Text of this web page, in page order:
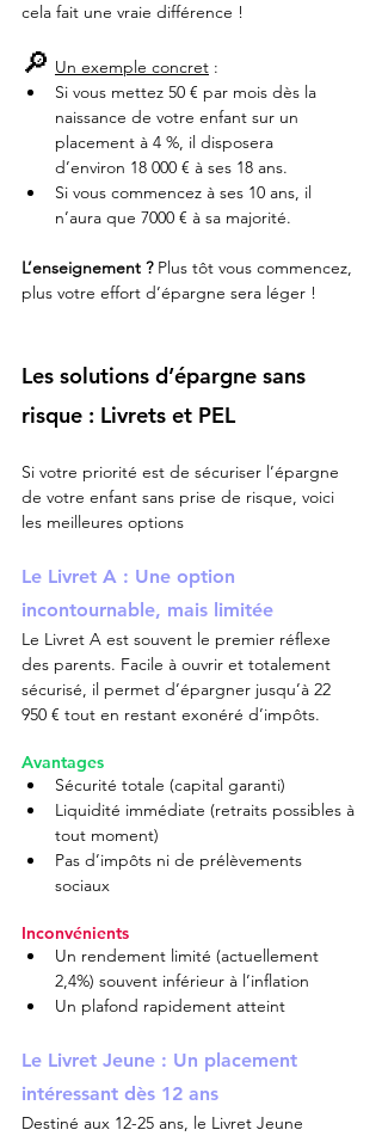
cela fait une vraie différence !
🔎 Un exemple concret :
Si vous mettez 50 € par mois dès la
naissance de votre enfant sur un
placement à 4 %, il disposera
d’environ 18 000 € à ses 18 ans.
Si vous commencez à ses 10 ans, il
n’aura que 7000 € à sa majorité.
L’enseignement ? Plus tôt vous commencez,
plus votre effort d’épargne sera léger !
Les solutions d’épargne sans
risque : Livrets et PEL
Si votre priorité est de sécuriser l’épargne
de votre enfant sans prise de risque, voici
les meilleures options
Le Livret A : Une option
incontournable, mais limitée
Le Livret A est souvent le premier réflexe
des parents. Facile à ouvrir et totalement
sécurisé, il permet d’épargner jusqu’à 22
950 € tout en restant exonéré d’impôts.
Avantages
Sécurité totale (capital garanti)
Liquidité immédiate (retraits possibles à
tout moment)
Pas d’impôts ni de prélèvements
sociaux
Inconvénients
Un rendement limité (actuellement
2,4%) souvent inférieur à l’inflation
Un plafond rapidement atteint
Le Livret Jeune : Un placement
intéressant dès 12 ans
Destiné aux 12-25 ans, le Livret Jeune